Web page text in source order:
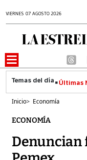
VIERNES 07 AGOSTO 2026
Últimas
Inicio> Economía
ECONOMÍA
Denuncian